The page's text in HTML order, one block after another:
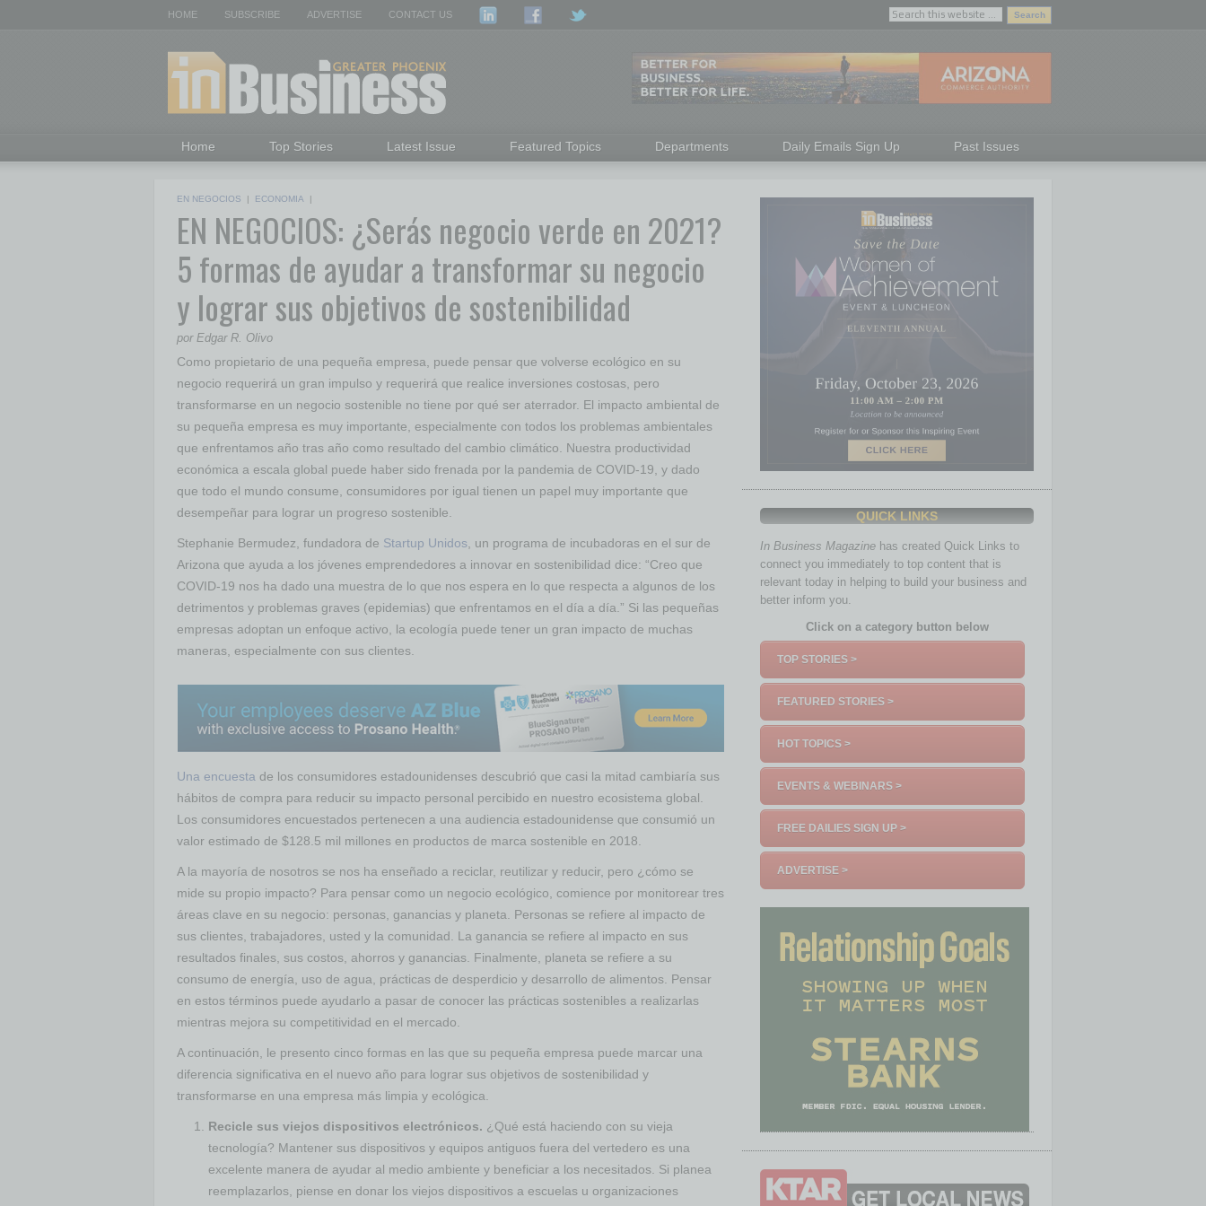
HOME SUBSCRIBE ADVERTISE CONTACT US
Home Top Stories Latest Issue Featured Topics Departments Daily Emails Sign Up Past Issues
EN NEGOCIOS | ECONOMIA |
EN NEGOCIOS: ¿Serás negocio verde en 2021?
5 formas de ayudar a transformar su negocio
y lograr sus objetivos de sostenibilidad
por Edgar R. Olivo
Como propietario de una pequeña empresa, puede pensar que volverse ecológico en su
negocio requerirá un gran impulso y requerirá que realice inversiones costosas, pero
transformarse en un negocio sostenible no tiene por qué ser aterrador. El impacto ambiental de
su pequeña empresa es muy importante, especialmente con todos los problemas ambientales
que enfrentamos año tras año como resultado del cambio climático. Nuestra productividad
económica a escala global puede haber sido frenada por la pandemia de COVID-19, y dado
que todo el mundo consume, consumidores por igual tienen un papel muy importante que
desempeñar para lograr un progreso sostenible.
Stephanie Bermudez, fundadora de Startup Unidos , un programa de incubadoras en el sur de
Arizona que ayuda a los jóvenes emprendedores a innovar en sostenibilidad dice: “Creo que
COVID-19 nos ha dado una muestra de lo que nos espera en lo que respecta a algunos de los
detrimentos y problemas graves (epidemias) que enfrentamos en el día a día.” Si las pequeñas
empresas adoptan un enfoque activo, la ecología puede tener un gran impacto de muchas
maneras, especialmente con sus clientes.
Una encuesta de los consumidores estadounidenses descubrió que casi la mitad cambiaría sus
hábitos de compra para reducir su impacto personal percibido en nuestro ecosistema global.
Los consumidores encuestados pertenecen a una audiencia estadounidense que consumió un
valor estimado de $128.5 mil millones en productos de marca sostenible en 2018.
A la mayoría de nosotros se nos ha enseñado a reciclar, reutilizar y reducir, pero ¿cómo se
mide su propio impacto? Para pensar como un negocio ecológico, comience por monitorear tres
áreas clave en su negocio: personas, ganancias y planeta. Personas se refiere al impacto de
sus clientes, trabajadores, usted y la comunidad. La ganancia se refiere al impacto en sus
resultados finales, sus costos, ahorros y ganancias. Finalmente, planeta se refiere a su
consumo de energía, uso de agua, prácticas de desperdicio y desarrollo de alimentos. Pensar
en estos términos puede ayudarlo a pasar de conocer las prácticas sostenibles a realizarlas
mientras mejora su competitividad en el mercado.
A continuación, le presento cinco formas en las que su pequeña empresa puede marcar una
diferencia significativa en el nuevo año para lograr sus objetivos de sostenibilidad y
transformarse en una empresa más limpia y ecológica.
Recicle sus viejos dispositivos electrónicos. ¿Qué está haciendo con su vieja
tecnología? Mantener sus dispositivos y equipos antiguos fuera del vertedero es una
excelente manera de ayudar al medio ambiente y beneficiar a los necesitados. Si planea
reemplazarlos, piense en donar los viejos dispositivos a escuelas u organizaciones
QUICK LINKS
In Business Magazine has created Quick Links to
connect you immediately to top content that is
relevant today in helping to build your business and
better inform you.
Click on a category button below
TOP STORIES >
FEATURED STORIES >
HOT TOPICS >
EVENTS & WEBINARS >
FREE DAILIES SIGN UP >
ADVERTISE >